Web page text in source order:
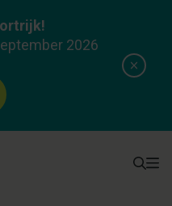
2026
manager
Attesten &